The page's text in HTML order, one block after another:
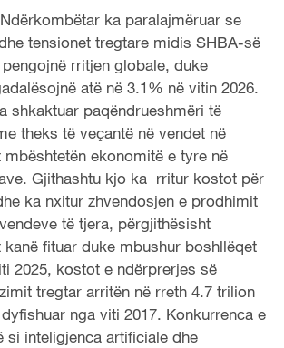
ka paralajmëruar se
tensionet tregtare midis SHBA-së
rritjen globale, duke
atë në 3.1% në vitin 2026.
shkaktuar paqëndrueshmëri të
theks të veçantë në vendet në
ekonomitë e tyre në
Gjithashtu kjo ka rritur kostot për
ka nxitur zhvendosjen e prodhimit
të tjera, përgjithësisht
fituar duke mbushur boshllëqet
2025, kostot e ndërprerjes së
tregtar arritën në rreth 4.7 trilion
nga viti 2017. Konkurrenca e
si inteligjenca artificiale dhe